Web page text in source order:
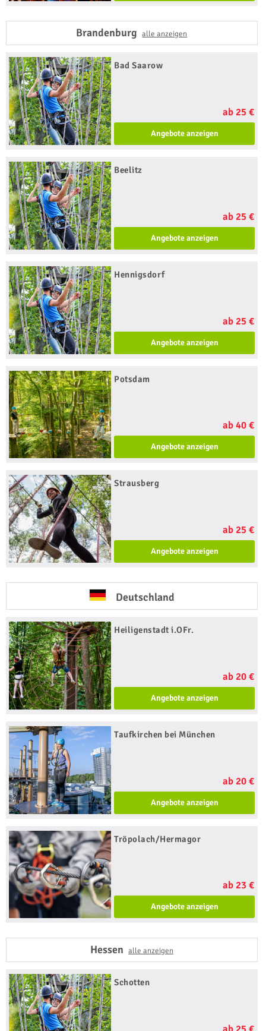
Brandenburgalle anzeigen
Bad Saarow
ab 25 €
Angebote anzeigen
Beelitz
ab 25 €
Angebote anzeigen
Hennigsdorf
ab 25 €
Angebote anzeigen
Potsdam
ab 40 €
Angebote anzeigen
Strausberg
ab 25 €
Angebote anzeigen
Deutschland
Heiligenstadt i.OFr.
ab 20 €
Angebote anzeigen
Taufkirchen bei München
ab 20 €
Angebote anzeigen
Tröpolach/Hermagor
ab 23 €
Angebote anzeigen
Hessen alle anzeigen
Schotten